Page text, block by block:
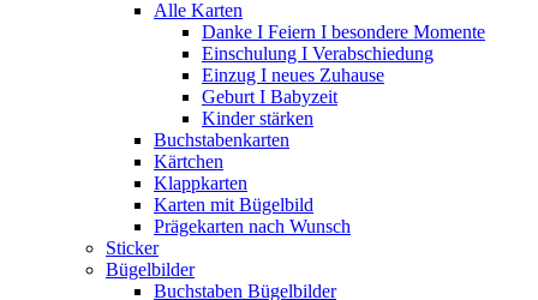
Alle Karten
Danke I Feiern I besondere Momente
Einschulung I Verabschiedung
Einzug I neues Zuhause
Geburt I Babyzeit
Kinder stärken
Buchstabenkarten
Kärtchen
Klappkarten
Karten mit Bügelbild
Prägekarten nach Wunsch
Sticker
Bügelbilder
Buchstaben Bügelbilder